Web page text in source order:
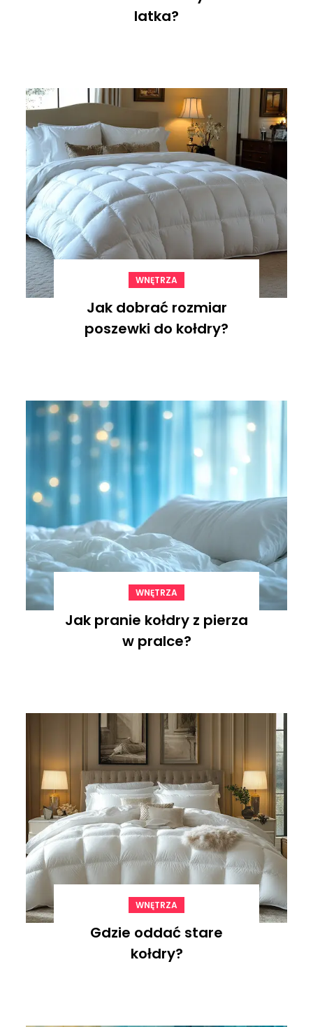
latka?
WNĘTRZA
Jak dobrać rozmiar
poszewki do kołdry?
WNĘTRZA
Jak pranie kołdry z pierza
w pralce?
WNĘTRZA
Gdzie oddać stare
kołdry?